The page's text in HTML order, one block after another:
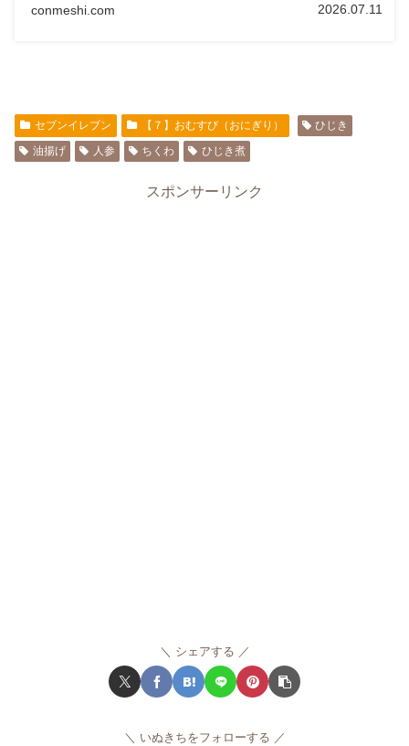
conmeshi.com 2026.07.11
セブンイレブン 【７】おむすび（おにぎり）
ひじき
油揚げ
人参 ちくわ ひじき煮
スポンサーリンク
シェアする
いぬきちをフォローする